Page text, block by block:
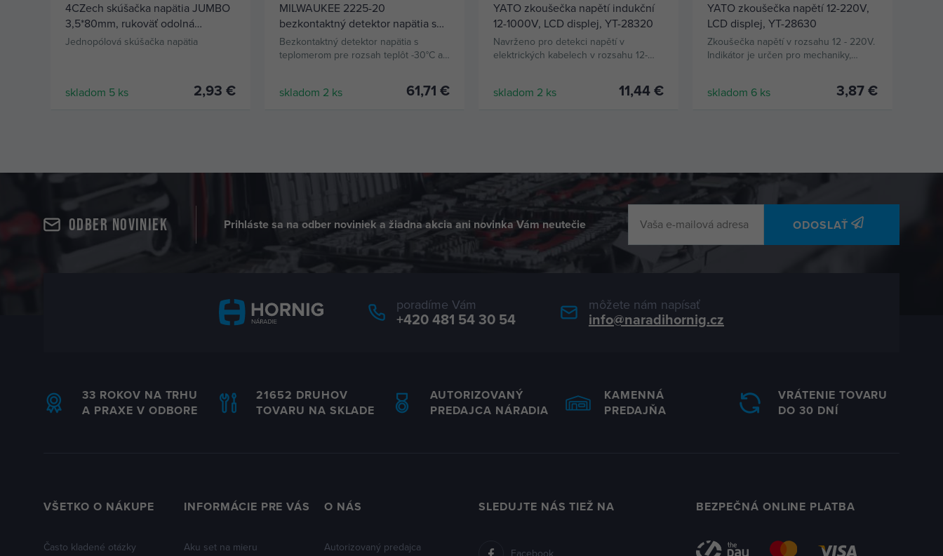
4CZech skúšačka napätia JUMBO
3,5*80mm, rukoväť odolná
chemikáliám a olejom, nerozbitná
Jednopólová skúšačka napätia
skladom 5 ks 2,93 €
MILWAUKEE 2225-20
bezkontaktný detektor napätia s
laserovým teplomerom, CAT IV
1000 V, 2*AAA
Bezkontaktný detektor napätia s
teplomerom pre rozsah teplôt -30°C až
skladom 2 ks 61,71 €
YATO zkoušečka napětí indukční
12-1000V, LCD displej, YT-28320
Navrženo pro detekci napětí v
elektrických kabelech v rozsahu 12-
skladom 2 ks 11,44 €
YATO zkoušečka napětí 12-220V,
LCD displej, YT-28630
Zkoušečka napětí v rozsahu 12 - 220V.
Indikátor je určen pro mechaniky,
uživatele domácích zásuvek“.
skladom 6 ks 3,87 €
Odber noviniek Prihláste sa na odber noviniek a žiadna akcia ani novinka Vám neutečie ODOSLAŤ
poradíme Vám
+420 481 54 30 54
môžete nám napísať
info@naradihornig.cz
33 ROKOV NA TRHU
A PRAXE V ODBORE
21652 DRUHOV
TOVARU NA SKLADE
AUTORIZOVANÝ
PREDAJCA NÁRADIA
KAMENNÁ
PREDAJŇA
VRÁTENIE TOVARU
DO 30 DNÍ
VŠETKO O NÁKUPE
Často kladené otázky
INFORMÁCIE PRE VÁS
Aku set na mieru
O NÁS
Autorizovaný predajca
SLEDUJTE NÁS TIEŽ NA
Facebook
BEZPEČNÁ ONLINE PLATBA